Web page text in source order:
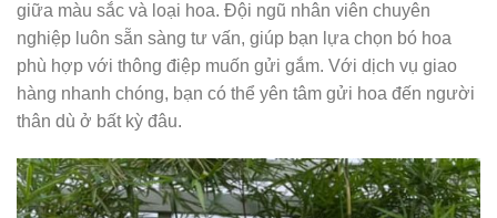
giữa màu sắc và loại hoa. Đội ngũ nhân viên chuyên
nghiệp luôn sẵn sàng tư vấn, giúp bạn lựa chọn bó hoa
phù hợp với thông điệp muốn gửi gắm. Với dịch vụ giao
hàng nhanh chóng, bạn có thể yên tâm gửi hoa đến người
thân dù ở bất kỳ đâu.